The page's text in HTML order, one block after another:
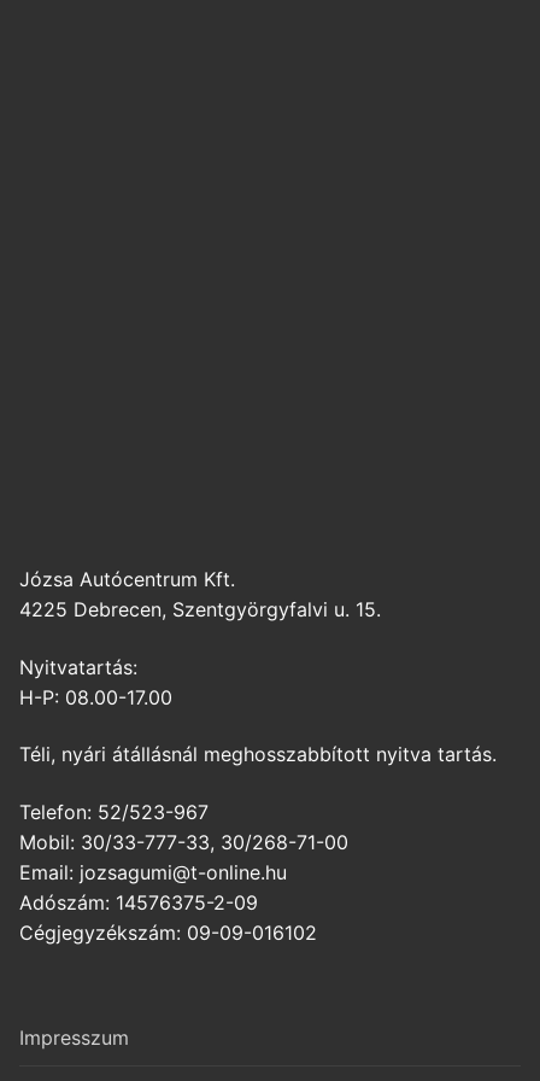
Józsa Autócentrum Kft.
4225 Debrecen, Szentgyörgyfalvi u. 15.
Nyitvatartás:
H-P: 08.00-17.00
Téli, nyári átállásnál meghosszabbított nyitva tartás.
Telefon: 52/523-967
Mobil: 30/33-777-33, 30/268-71-00
Email: jozsagumi@t-online.hu
Adószám: 14576375-2-09
Cégjegyzékszám: 09-09-016102
Impresszum